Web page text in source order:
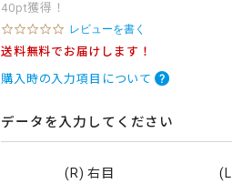
40pt獲得！
0
.
0
s
r
r
t
i
レビューを書く
送料無料でお届けします！
購入時の入力項目について
データを入力してください
(R) 右目